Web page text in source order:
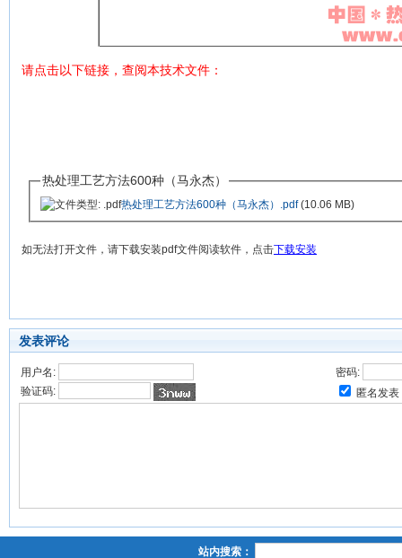
请点击以下链接，查阅本技术文件：
热处理工艺方法600种（马永杰）
热处理工艺方法600种（马永杰）.pdf(10.06 MB)
如无法打开文件，请下载安装pdf文件阅读软件，点击下载安装
发表评论
用户名:
密码:
验证码:
匿名发表
站内搜索：